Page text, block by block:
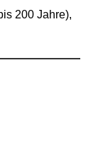
200 Jahre),